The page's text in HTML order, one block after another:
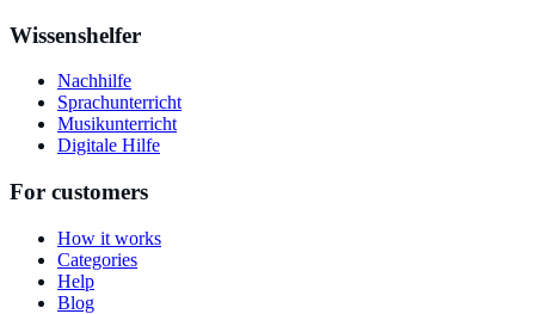
Wissenshelfer
Nachhilfe
Sprachunterricht
Musikunterricht
Digitale Hilfe
For customers
How it works
Categories
Help
Blog